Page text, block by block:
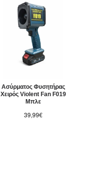
Ασύρματος Φυσητήρας
Χειρός Violent Fan F019
Μπλε
39,99€